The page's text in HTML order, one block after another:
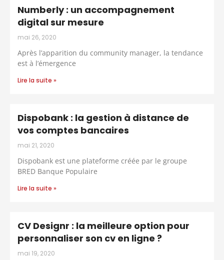
Numberly : un accompagnement
digital sur mesure
mai 26, 2020
Après l’apparition du community manager, la tendance
est à l’émergence
Lire la suite »
Dispobank : la gestion à distance de
vos comptes bancaires
mai 21, 2020
Dispobank est une plateforme créée par le groupe
BRED Banque Populaire
Lire la suite »
CV Designr : la meilleure option pour
personnaliser son cv en ligne ?
mai 19, 2020